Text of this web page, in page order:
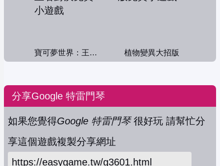
寶可夢世界：王者對決 植物變異大招版
分享Google 特雷門琴
如果您覺得Google 特雷門琴很好玩 請幫忙分
享這個遊戲複製分享網址